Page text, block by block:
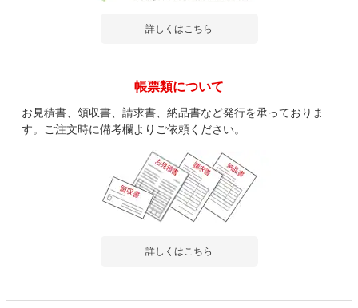
詳しくはこちら
帳票類について
お見積書、領収書、請求書、納品書など発行を承っておりま
す。ご注文時に備考欄よりご依頼ください。
詳しくはこちら